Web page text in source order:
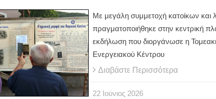
Με μεγάλη συμμετοχή κατοίκων και
πραγματοποιήθηκε στην κεντρική
εκδήλωση που διοργάνωσε η
Ενεργειακού Κέντρου
Διαβάστε Περισσότερα
22 Ιούνιος 2026